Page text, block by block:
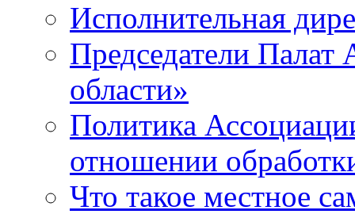
Исполнительная
Председатели
области»
Политика
отношении
Что такое местное